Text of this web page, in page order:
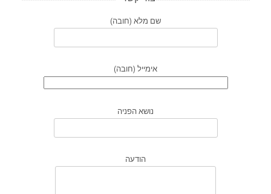
שם מלא (חובה)
אימייל (חובה)
נושא הפניה
הודעה